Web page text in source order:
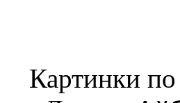
Картинки